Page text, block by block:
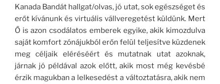
Kanada Bandát hallgat/olvas, jó utat, sok egészséget és
erőt kívánunk és virtuális vállveregetést küldünk. Mert
Ő is azon csodálatos emberek egyike, akik kimozdulva
saját komfort zónájukból erőn felül teljesítve küzdenek
meg céljaik eléréséért és mutatnak utat azoknak,
járnak jó példával azok előtt, akik most még kevésbé
érzik magukban a lelkesedést a változtatásra, akik nem